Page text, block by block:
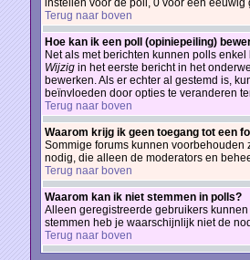
instellen voor de poll, 0 voor een
Terug naar boven
Hoe kan ik een poll (opiniepeiling)
Net als met berichten kunnen polls
Wijzig in het eerste bericht in het
bewerken. Als er echter al gestemd is,
beïnvloeden door opties te veranderen
Terug naar boven
Waarom krijg ik geen toegang tot een
Sommige forums kunnen
nodig, die alleen de moderators en
Terug naar boven
Waarom kan ik niet stemmen in polls?
Alleen geregistreerde gebruikers
stemmen heb je waarschijnlijk niet de
Terug naar boven